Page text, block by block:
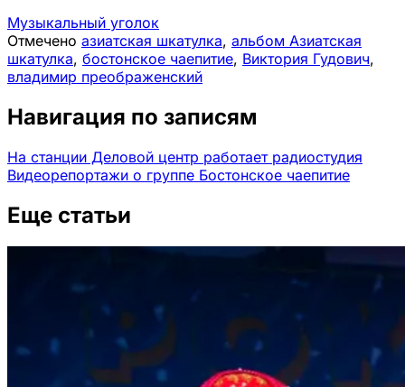
Музыкальный уголок
Отмечено азиатская шкатулка, альбом Азиатская
шкатулка, бостонское чаепитие, Виктория Гудович,
владимир преображенский
Навигация по записям
На станции Деловой центр работает радиостудия
Видеорепортажи о группе Бостонское чаепитие
Еще статьи